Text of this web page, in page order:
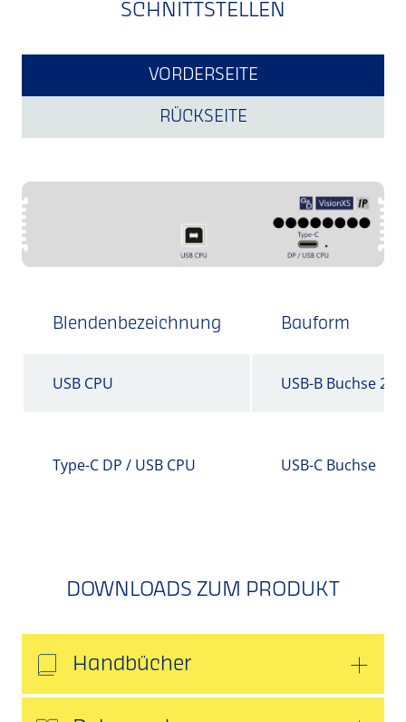
SCHNITTSTELLEN
VORDERSEITE
RÜCKSEITE
Blendenbezeichnung Bauform
USB CPU USB-B Buchse 2.0
Type-C DP / USB CPU USB-C Buchse
DOWNLOADS ZUM PRODUKT
Handbücher